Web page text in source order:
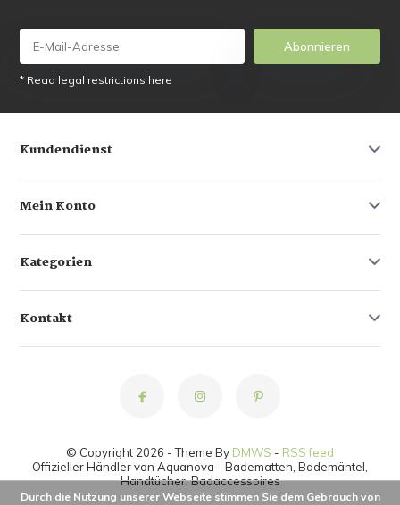
Abonnieren
* Read legal restrictions here
Kundendienst
Mein Konto
Kategorien
Kontakt
© Copyright 2026 - Theme By DMWS - RSS feed
Offizieller Händler von Aquanova - Badematten, Bademäntel,
Handtücher, Badaccessoires
Durch die Nutzung unserer Webseite stimmen Sie dem Gebrauch von